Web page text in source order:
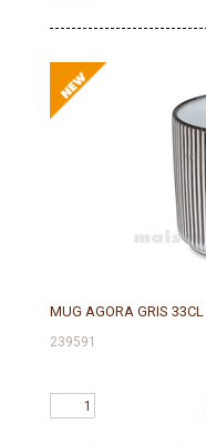
MUG AGORA GRIS 33CL
239591